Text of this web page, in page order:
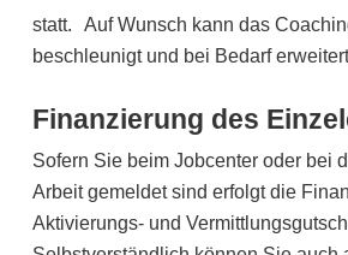
statt. Auf Wunsch kann das
beschleunigt und bei Bedarf
Finanzierung des
Sofern Sie beim Jobcenter oder bei
Arbeit gemeldet sind erfolgt die
Aktivierungs- und